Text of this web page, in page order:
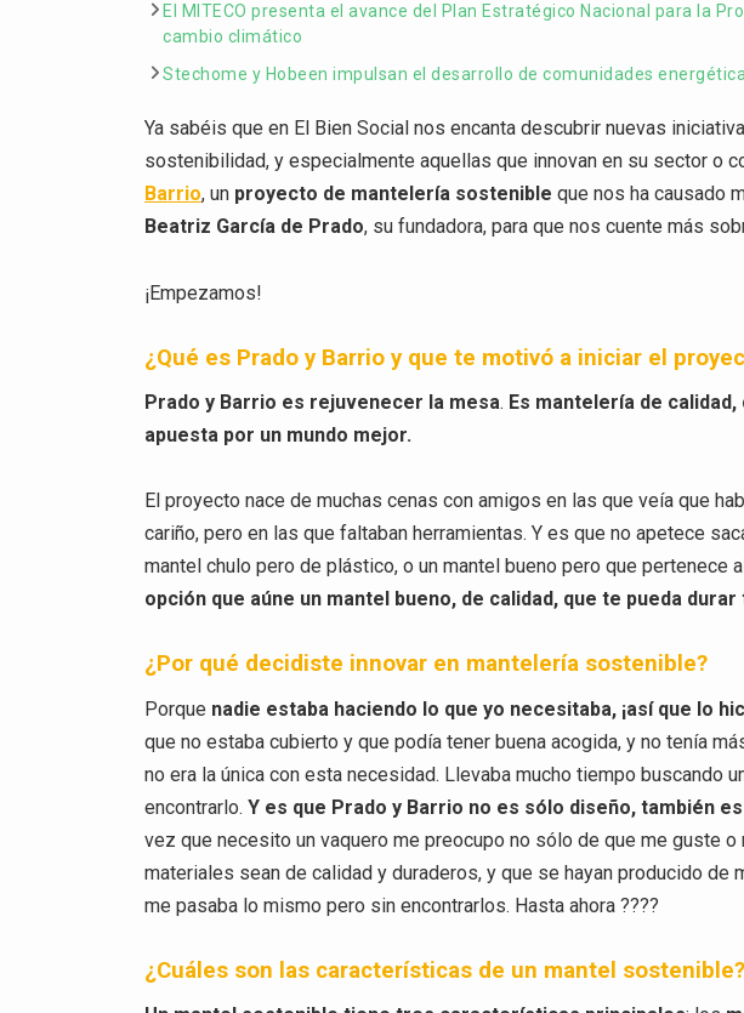
El MITECO presenta el avance del Plan Estratégico Nacional para la
cambio climático
Stechome y Hobeen impulsan el desarrollo de comunidades
Ya sabéis que en El Bien Social nos encanta descubrir nuevas
sostenibilidad, y especialmente aquellas que innovan en su sector o
Barrio, un proyecto de mantelería sostenible que nos ha causado
Beatriz García de Prado, su fundadora, para que nos cuente más
¡Empezamos!
¿Qué es Prado y Barrio y que te motivó a iniciar el
Prado y Barrio es rejuvenecer la mesa. Es mantelería de
apuesta por un mundo mejor.
El proyecto nace de muchas cenas con amigos en las que veía que
cariño, pero en las que faltaban herramientas. Y es que no apetece
mantel chulo pero de plástico, o un mantel bueno pero que pertenece
opción que aúne un mantel bueno, de calidad, que te pueda durar
¿Por qué decidiste innovar en mantelería sostenible?
Porque nadie estaba haciendo lo que yo necesitaba, ¡así que lo
que no estaba cubierto y que podía tener buena acogida, y no tenía
no era la única con esta necesidad. Llevaba mucho tiempo buscando
encontrarlo.Y es que Prado y Barrio no es sólo diseño, también
vez que necesito un vaquero me preocupo no sólo de que me guste
materiales sean de calidad y duraderos, y que se hayan producido
me pasaba lo mismo pero sin encontrarlos. Hasta ahora ????
¿Cuáles son las características de un mantel